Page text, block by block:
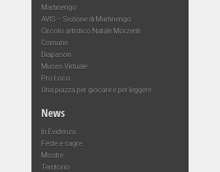
Martinengo
AVIS – Sezione di Martinengo
Circolo artistico Natale Morzenti
Comune
Diapason
Museo Virtuale
Pro Loco
Una piazza per giocare e per leggere
News
In Evidenza
Feste e sagre
Mostre
Territorio